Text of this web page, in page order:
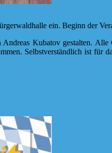
ein. Beginn der
Kubatov gestalten. Alle
Selbstverständlich ist für